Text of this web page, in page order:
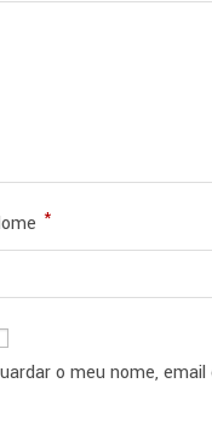
*
o meu nome,